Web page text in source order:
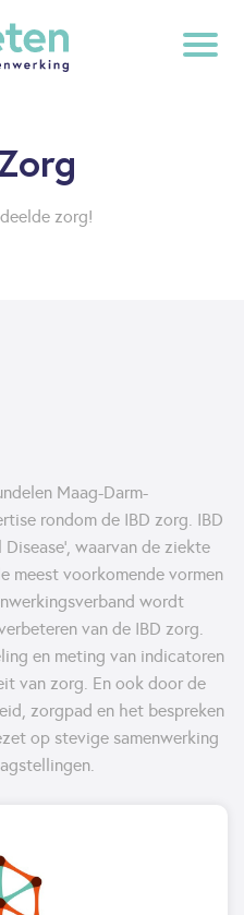
zorg!
Maag-Darm-
rondom de IBD zorg. IBD
waarvan de ziekte
meest voorkomende vormen
wordt
van de IBD zorg.
en meting van indicatoren
van zorg. En ook door de
zorgpad en het bespreken
op stevige samenwerking